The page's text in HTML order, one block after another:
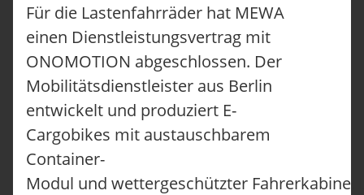
Für die Lastenfahrräder hat MEWA
einen Dienstleistungsvertrag mit
ONOMOTION abgeschlossen. Der
Mobilitätsdienstleister aus Berlin
entwickelt und produziert E-
Cargobikes mit austauschbarem
Container-
Modul und wettergeschützter Fahrerkabine.